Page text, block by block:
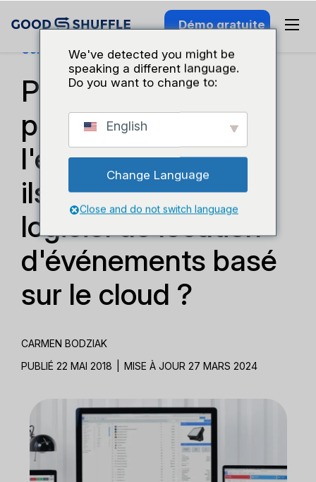
Démo gratuite
Connaissance Du Secteur
Pourquoi les
professionnels de
l'événementiel ont-
ils besoin d'un
logiciel de location
d'événements basé
sur le cloud ?
CARMEN BODZIAK
PUBLIÉ 22 MAI 2018
MISE À JOUR 27 MARS 2024
We've detected you might be
speaking a different language.
Do you want to change to:
English
Change Language
Close and do not switch language